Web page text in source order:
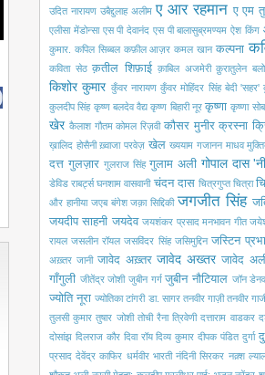
उदित नारायण उबैद्दुलाह अलीम ए आर रहमान ए एम
एलीसा मेंडोन्सा एस पी देवानंद एस पी बालासुब्रमण्यम ऐश किंग
कुमार. कपिल सिब्बल कफ़ील आज़र कमल खान कल्पना
कविता सेठ क़तील शिफ़ाई क़ाबिल अजमेरी क़ुरातुलेन
किशोर कुमार कुँवर नारायण कुँवर मोहिंदर सिंह बेदी 'सहर'
कुलदीप सिंह कृष्ण बलदेव वैद्य कृष्ण बिहारी नूर कृष्णा कृष्णा
खेर कैलाश गौतम कोमल रिज़वी कौसर मुनीर क्रस्ना
ख़ालिद होसैनी ख़्वाजा परवेज़ खेल ख्ययाम गजानन माधव
दत्त गुलज़ार गुलराज सिंह गुलाम अली गोपाल दास
डेविड राबर्ट्स घनशाम वासवानी चंदन दास चित्रगुप्त चित्रा
और हानीया जएब बंगेश जक़ा सिद्दिकी जगजीत सिंह
जयदीप साहनी जयदेव जयशंकर प्रसाद मनभावन गीत
रायल जसलीन रॉयल जसविंदर सिंह जसिमुद्दिन जस्टिन
अख़्तर जानी जावेद अख़्तर जावेद अख्तर जावेद
गाँगुली जीतेंद्र जोशी जुबीन गर्ग जुबीन नौटियाल जॉन
ज्योति नूरा ज्योतिका टांगरी डा. सागर तनवीर गाज़ी तनवीर
तुलसी कुमार तुषार जोशी तोची रैना त्रिवेणी दत्ताराम वाडकर
दोसांझ दिलराज कौर दिवा रॉय दिव्य कुमार दीपक पंडित दुर्गा
प्रसाद देवेंद्र काफिर धर्मवीर भारती नंदिनी सिरकर नक़्श